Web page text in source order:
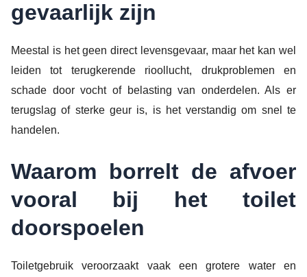
gevaarlijk zijn
Meestal is het geen direct levensgevaar, maar het kan wel
leiden tot terugkerende rioollucht, drukproblemen en
schade door vocht of belasting van onderdelen. Als er
terugslag of sterke geur is, is het verstandig om snel te
handelen.
Waarom borrelt de afvoer
vooral bij het toilet
doorspoelen
Toiletgebruik veroorzaakt vaak een grotere water en